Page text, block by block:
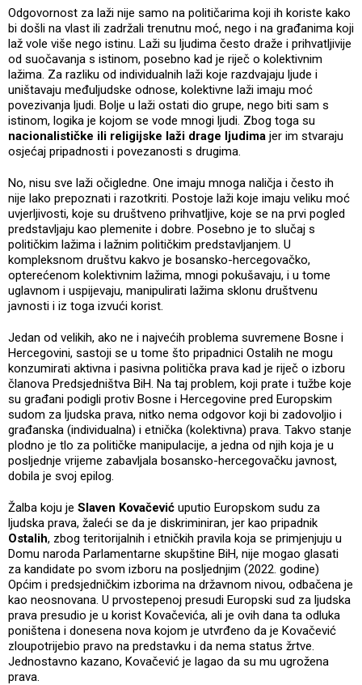
Odgovornost za laži nije samo na političarima koji ih koriste kako
bi došli na vlast ili zadržali trenutnu moć, nego i na građanima koji
laž vole više nego istinu. Laži su ljudima često draže i prihvatljivije
od suočavanja s istinom, posebno kad je riječ o kolektivnim
lažima. Za razliku od individualnih laži koje razdvajaju ljude i
uništavaju međuljudske odnose, kolektivne laži imaju moć
povezivanja ljudi. Bolje u laži ostati dio grupe, nego biti sam s
istinom, logika je kojom se vode mnogi ljudi. Zbog toga su
nacionalističke ili religijske laži drage ljudima jer im stvaraju
osjećaj pripadnosti i povezanosti s drugima.
No, nisu sve laži očigledne. One imaju mnoga naličja i često ih
nije lako prepoznati i razotkriti. Postoje laži koje imaju veliku moć
uvjerljivosti, koje su društveno prihvatljive, koje se na prvi pogled
predstavljaju kao plemenite i dobre. Posebno je to slučaj s
političkim lažima i lažnim političkim predstavljanjem. U
kompleksnom društvu kakvo je bosansko-hercegovačko,
opterećenom kolektivnim lažima, mnogi pokušavaju, i u tome
uglavnom i uspijevaju, manipulirati lažima sklonu društvenu
javnosti i iz toga izvući korist.
Jedan od velikih, ako ne i najvećih problema suvremene Bosne i
Hercegovini, sastoji se u tome što pripadnici Ostalih ne mogu
konzumirati aktivna i pasivna politička prava kad je riječ o izboru
članova Predsjedništva BiH. Na taj problem, koji prate i tužbe koje
su građani podigli protiv Bosne i Hercegovine pred Europskim
sudom za ljudska prava, nitko nema odgovor koji bi zadovoljio i
građanska (individualna) i etnička (kolektivna) prava. Takvo stanje
plodno je tlo za političke manipulacije, a jedna od njih koja je u
posljednje vrijeme zabavljala bosansko-hercegovačku javnost,
dobila je svoj epilog.
Žalba koju je Slaven Kovačević uputio Europskom sudu za
ljudska prava, žaleći se da je diskriminiran, jer kao pripadnik
Ostalih, zbog teritorijalnih i etničkih pravila koja se primjenjuju u
Domu naroda Parlamentarne skupštine BiH, nije mogao glasati
za kandidate po svom izboru na posljednjim (2022. godine)
Općim i predsjedničkim izborima na državnom nivou, odbačena je
kao neosnovana. U prvostepenoj presudi Europski sud za ljudska
prava presudio je u korist Kovačevića, ali je ovih dana ta odluka
poništena i donesena nova kojom je utvrđeno da je Kovačević
zloupotrijebio pravo na predstavku i da nema status žrtve.
Jednostavno kazano, Kovačević je lagao da su mu ugrožena
prava.